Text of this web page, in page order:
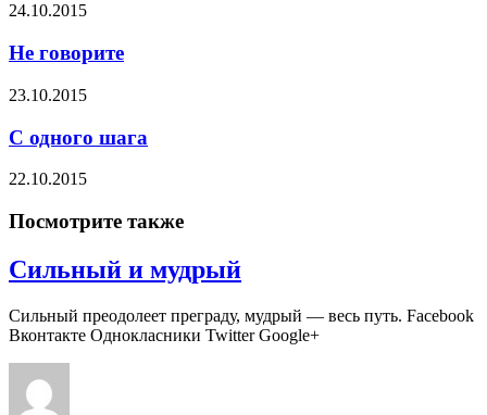
24.10.2015
Не говорите
23.10.2015
С одного шага
22.10.2015
Посмотрите также
Сильный и мудрый
Сильный преодолеет преграду, мудрый — весь путь. Facebook
Вконтакте Однокласники Twitter Google+